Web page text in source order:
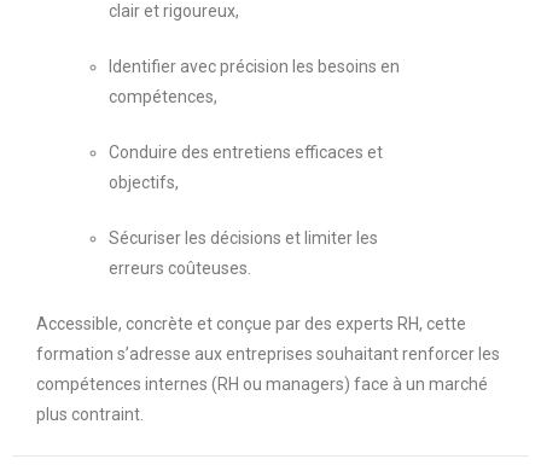
clair et rigoureux,
Identifier avec précision les besoins en
compétences,
Conduire des entretiens efficaces et
objectifs,
Sécuriser les décisions et limiter les
erreurs coûteuses.
Accessible, concrète et conçue par des experts RH, cette
formation s’adresse aux entreprises souhaitant renforcer les
compétences internes (RH ou managers) face à un marché
plus contraint.